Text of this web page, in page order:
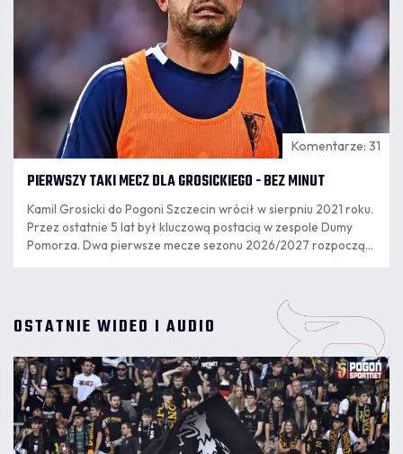
Komentarze: 31
PIERWSZY TAKI MECZ DLA GROSICKIEGO - BEZ MINUT
Kamil Grosicki do Pogoni Szczecin wrócił w sierpniu 2021 roku.
Przez ostatnie 5 lat był kluczową postacią w zespole Dumy
Pomorza. Dwa pierwsze mecze sezonu 2026/2027 rozpoczął
OSTATNIE WIDEO I AUDIO